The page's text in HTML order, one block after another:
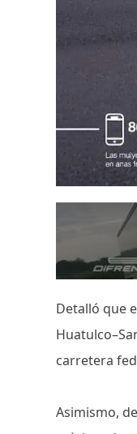
Detalló que
carretera
Asimismo,